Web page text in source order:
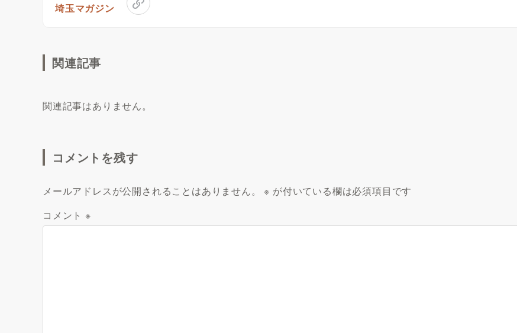
埼玉マガジン
関連記事
関連記事はありません。
コメントを残す
メールアドレスが公開されることはありません。 ※ が付いている欄は必須項目です
コメント ※